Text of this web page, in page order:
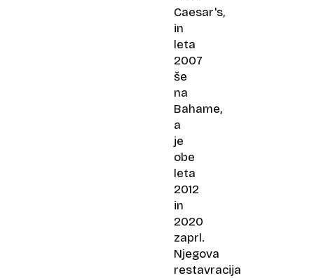
Caesar's,
in
leta
2007
še
na
Bahame,
a
je
obe
leta
2012
in
2020
zaprl.
Njegova
restavracija